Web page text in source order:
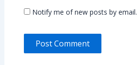
Notify me of new posts by email.